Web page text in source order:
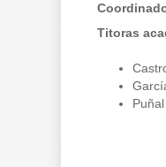
Titoras